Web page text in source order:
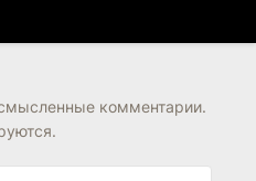
комментарии.